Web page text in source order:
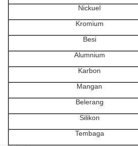
Nickuel
Kromium
Besi
Alumnium
Karbon
Mangan
Belerang
Silikon
Tembaga